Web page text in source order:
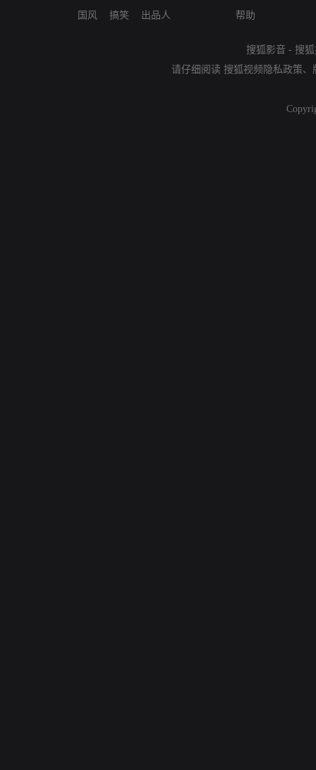
国风
搞笑
出品人
帮助
搜狐影音 - 搜
请仔细阅读 搜狐视频隐私政策、